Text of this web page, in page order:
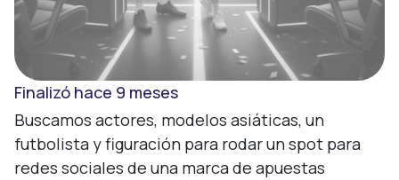
Finalizó hace 9 meses
Buscamos actores, modelos asiáticas, un
futbolista y figuración para rodar un spot para
redes sociales de una marca de apuestas